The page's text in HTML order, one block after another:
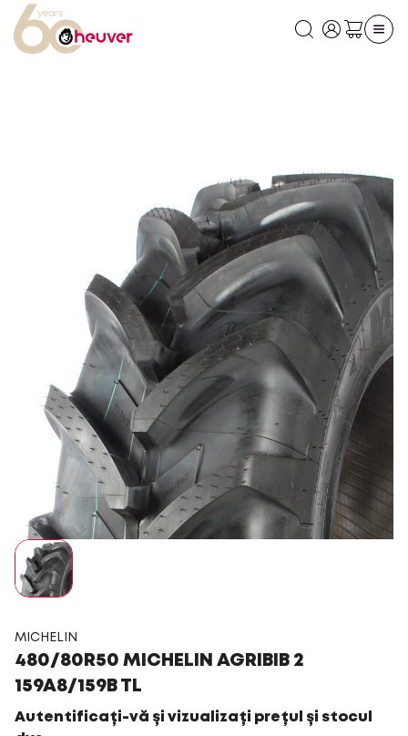
MICHELIN
480/80R50 MICHELIN AGRIBIB 2
159A8/159B TL
Autentificați-vă și vizualizați prețul și stocul